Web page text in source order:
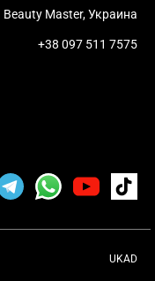
Beauty Master, Украина
+38 097 511 7575
UKAD